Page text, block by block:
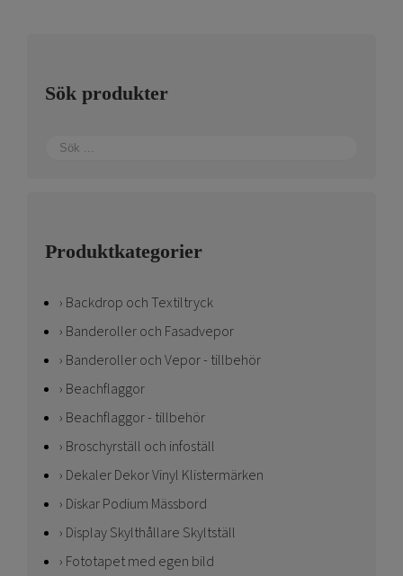
Sök produkter
Produktkategorier
Backdrop och Textiltryck
Banderoller och Fasadvepor
Banderoller och Vepor - tillbehör
Beachflaggor
Beachflaggor - tillbehör
Broschyrställ och infoställ
Dekaler Dekor Vinyl Klistermärken
Diskar Podium Mässbord
Display Skylthållare Skyltställ
Fototapet med egen bild